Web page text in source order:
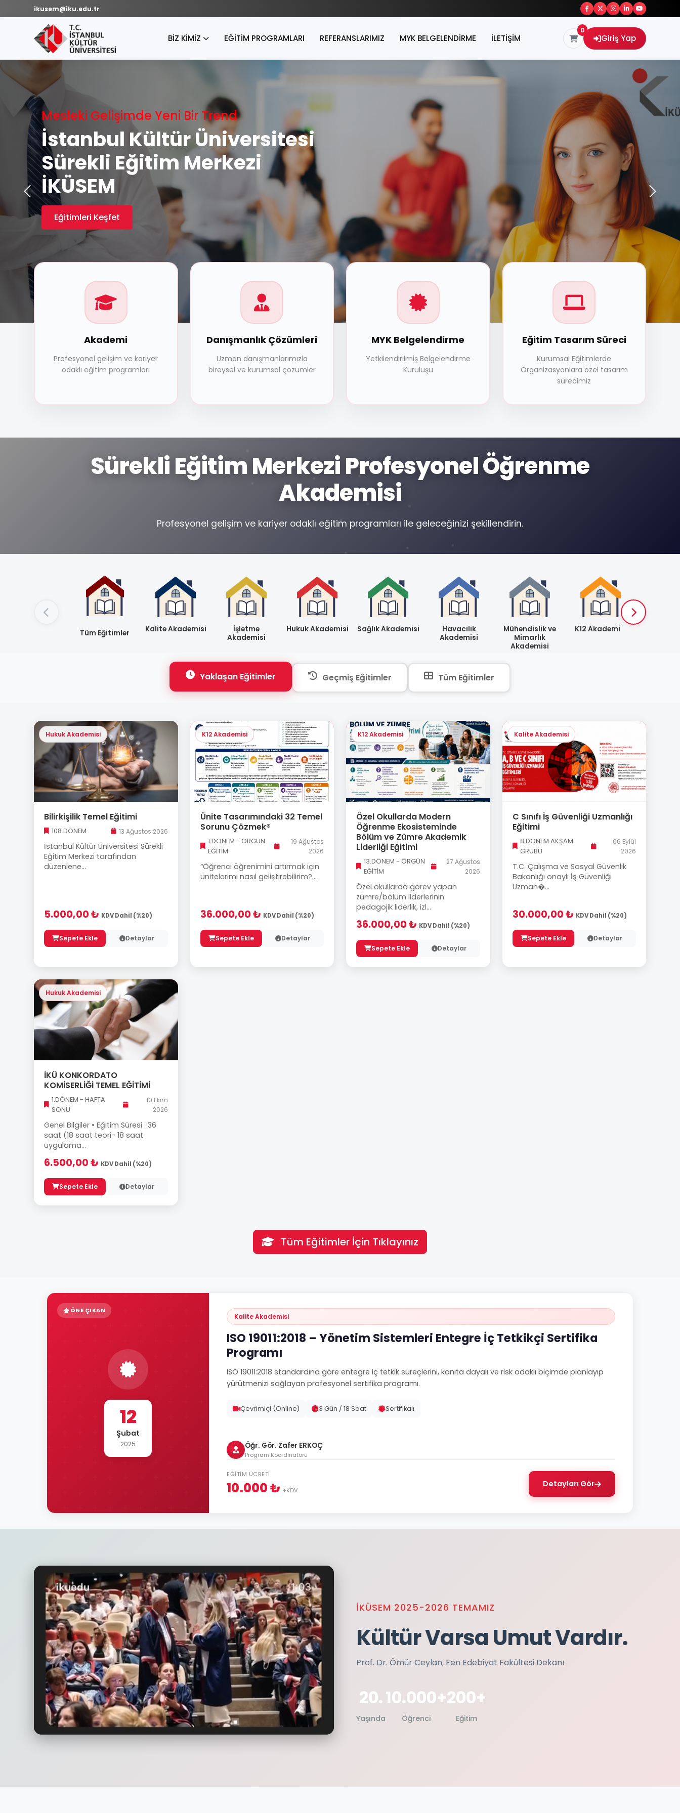
ikusem@iku.edu.tr
BİZ KİMİZ EĞİTİM PROGRAMLARI REFERANSLARIMIZ MYK BELGELENDİRME İLETİŞİM
0
Giriş Yap
Mesleki Gelişimde Yeni Bir Trend
İstanbul Kültür Üniversitesi
Sürekli Eğitim Merkezi
İKÜSEM
Eğitimleri Keşfet
Akademi
Profesyonel gelişim ve kariyer
odaklı eğitim programları
Danışmanlık Çözümleri
Uzman danışmanlarımızla
bireysel ve kurumsal çözümler
MYK Belgelendirme
Yetkilendirilmiş Belgelendirme
Kuruluşu
Eğitim Tasarım Süreci
Kurumsal Eğitimlerde
Organizasyonlara özel tasarım
sürecimiz
Sürekli Eğitim Merkezi Profesyonel Öğrenme
Akademisi
Profesyonel gelişim ve kariyer odaklı eğitim programları ile geleceğinizi şekillendirin.
Tüm Eğitimler Kalite Akademisi
İşletme
Akademisi
Hukuk Akademisi Sağlık Akademisi
Havacılık
Akademisi
Mühendislik ve
Mimarlık
Akademisi
K12 Akademisi
Yaklaşan Eğitimler Geçmiş Eğitimler Tüm Eğitimler
Hukuk Akademisi
Bilirkişilik Temel Eğitimi
108.DÖNEM 13 Ağustos 2026
İstanbul Kültür Üniversitesi Sürekli
Eğitim Merkezi tarafından
düzenlene...
5.000,00 ₺ KDV Dahil (%20)
Sepete Ekle Detaylar
K12 Akademisi
Ünite Tasarımındaki 32 Temel
Sorunu Çözmek®
1.DÖNEM - ÖRGÜN
EĞİTİM
19 Ağustos
2026
“Öğrenci öğrenimini artırmak için
ünitelerimi nasıl geliştirebilirim?...
36.000,00 ₺ KDV Dahil (%20)
Sepete Ekle Detaylar
K12 Akademisi
Özel Okullarda Modern
Öğrenme Ekosisteminde
Bölüm ve Zümre Akademik
Liderliği Eğitimi
13.DÖNEM - ÖRGÜN
EĞİTİM
27 Ağustos
2026
Özel okullarda görev yapan
zümre/bölüm liderlerinin
pedagojik liderlik, izl...
36.000,00 ₺ KDV Dahil (%20)
Sepete Ekle Detaylar
Kalite Akademisi
C Sınıfı İş Güvenliği Uzmanlığı
Eğitimi
8.DÖNEM AKŞAM
GRUBU
06 Eylül
2026
T.C. Çalışma ve Sosyal Güvenlik
Bakanlığı onaylı İş Güvenliği
Uzman�...
30.000,00 ₺ KDV Dahil (%20)
Sepete Ekle Detaylar
Hukuk Akademisi
İKÜ KONKORDATO
KOMİSERLİĞİ TEMEL EĞİTİMİ
1.DÖNEM - HAFTA
SONU
10 Ekim
2026
Genel Bilgiler • Eğitim Süresi : 36
saat (18 saat teori- 18 saat
uygulama...
6.500,00 ₺ KDV Dahil (%20)
Sepete Ekle Detaylar
Tüm Eğitimler İçin Tıklayınız
ÖNE ÇIKAN
12
Şubat
2025
Kalite Akademisi
ISO 19011:2018 – Yönetim Sistemleri Entegre İç Tetkikçi Sertifika
Programı
ISO 19011:2018 standardına göre entegre iç tetkik süreçlerini, kanıta dayalı ve risk odaklı biçimde planlayıp
yürütmenizi sağlayan profesyonel sertifika programı.
Çevrimiçi (Online) 3 Gün / 18 Saat Sertifikalı
Öğr. Gör. Zafer ERKOÇ
Program Koordinatörü
EĞITIM ÜCRETI
10.000 ₺ +KDV
Detayları Gör
İKÜSEM 2025-2026 TEMAMIZ
Kültür Varsa Umut Vardır.
Prof. Dr. Ömür Ceylan, Fen Edebiyat Fakültesi Dekanı
20.
Yaşında
10.000+
Öğrenci
200+
Eğitim